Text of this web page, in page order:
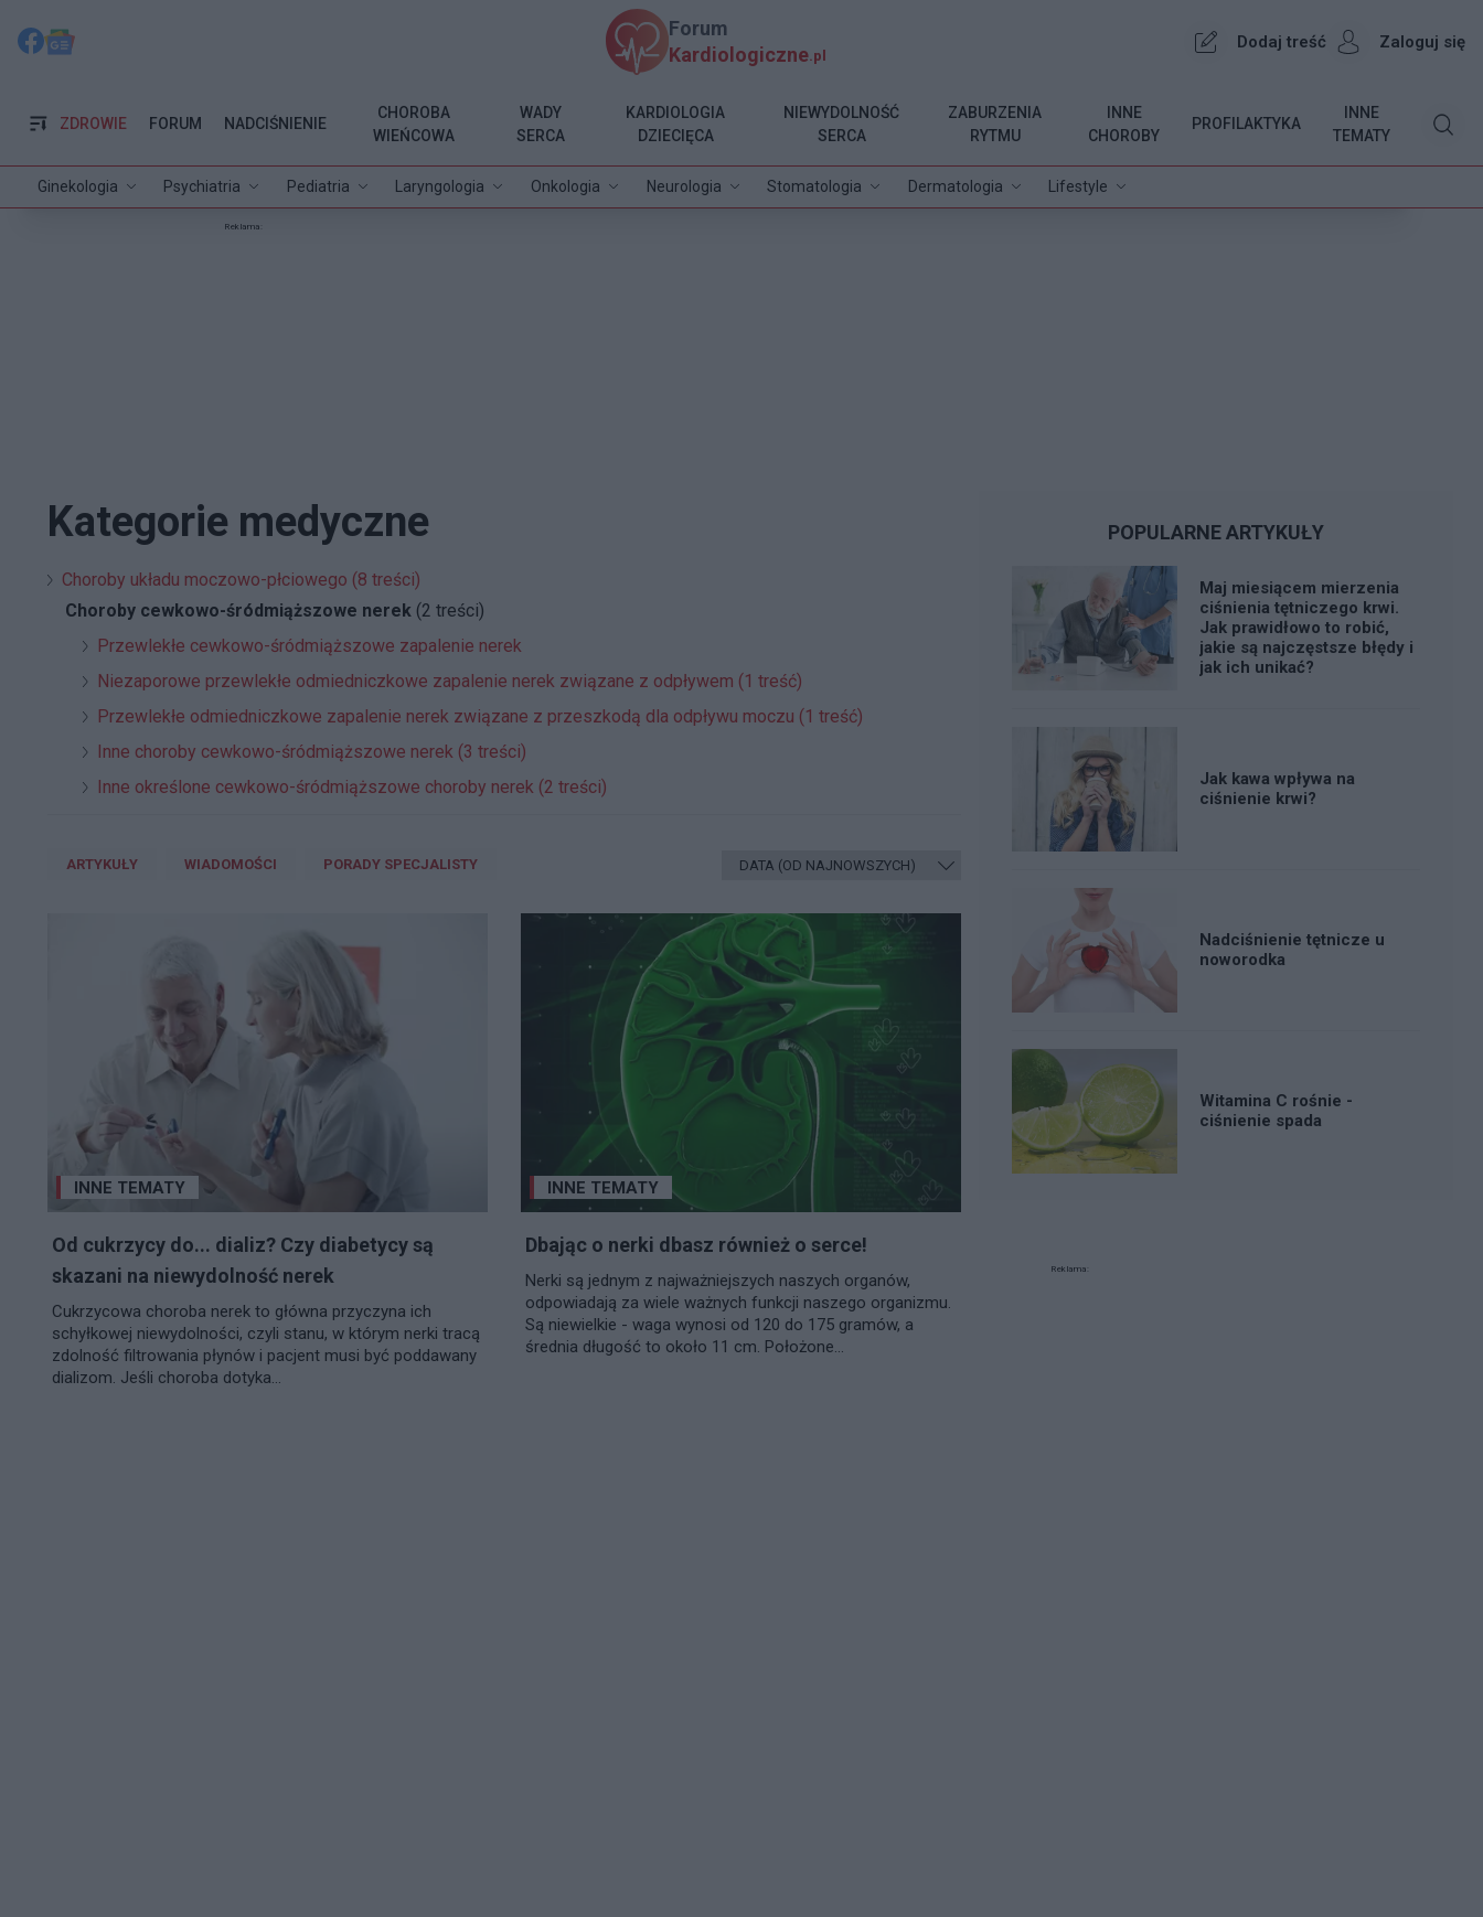
Forum
Kardiologiczne .pl
Dodaj treść Zaloguj się
ZDROWIE
Ginekologia Psychiatria Pediatria Laryngologia Onkologia Neurologia Stomatologia Dermatologia Lifestyle
FORUM NADCIŚNIENIE
CHOROBA
WIEŃCOWA
WADY
SERCA
KARDIOLOGIA
DZIECIĘCA
NIEWYDOLNOŚĆ
SERCA
ZABURZENIA
RYTMU
INNE
CHOROBY
PROFILAKTYKA
INNE
TEMATY
Reklama:
Kategorie medyczne
Choroby układu moczowo-płciowego (8 treści)
Choroby cewkowo-śródmiąższowe nerek (2 treści)
Przewlekłe cewkowo-śródmiąższowe zapalenie nerek
Niezaporowe przewlekłe odmiedniczkowe zapalenie nerek związane z odpływem (1 treść)
Przewlekłe odmiedniczkowe zapalenie nerek związane z przeszkodą dla odpływu moczu (1 treść)
Inne choroby cewkowo-śródmiąższowe nerek (3 treści)
Inne określone cewkowo-śródmiąższowe choroby nerek (2 treści)
ARTYKUŁY WIADOMOŚCI PORADY SPECJALISTY
INNE TEMATY
Od cukrzycy do... dializ? Czy diabetycy są
skazani na niewydolność nerek
Cukrzycowa choroba nerek to główna przyczyna ich
schyłkowej niewydolności, czyli stanu, w którym nerki tracą
zdolność filtrowania płynów i pacjent musi być poddawany
dializom. Jeśli choroba dotyka...
INNE TEMATY
Dbając o nerki dbasz również o serce!
Nerki są jednym z najważniejszych naszych organów,
odpowiadają za wiele ważnych funkcji naszego organizmu.
Są niewielkie - waga wynosi od 120 do 175 gramów, a
średnia długość to około 11 cm. Położone...
POPULARNE ARTYKUŁY
Maj miesiącem mierzenia
ciśnienia tętniczego krwi.
Jak prawidłowo to robić,
jakie są najczęstsze błędy i
jak ich unikać?
Jak kawa wpływa na
ciśnienie krwi?
Nadciśnienie tętnicze u
noworodka
Witamina C rośnie -
ciśnienie spada
Reklama: